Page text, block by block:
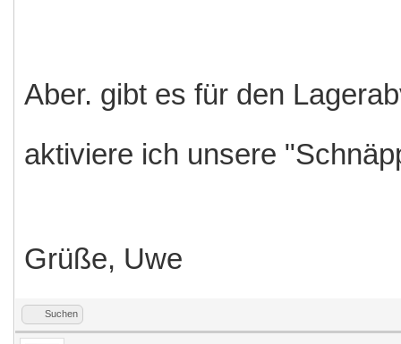
Aber. gibt es für den
aktiviere ich unsere
Grüße, Uwe
Suchen